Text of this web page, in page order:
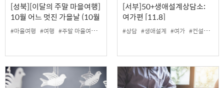
[성북][이달의 주말 마을여행]
10월 어느 멋진 가을날 (10월
12일 성북 올레길)
#마을여행 #여행 #주말 마을여행 #주말 트래킹 #트래킹
[서부]50+생애설계상담소:
여가편 [11.8]
#상담 #생애설계 #여가 #컨설턴트